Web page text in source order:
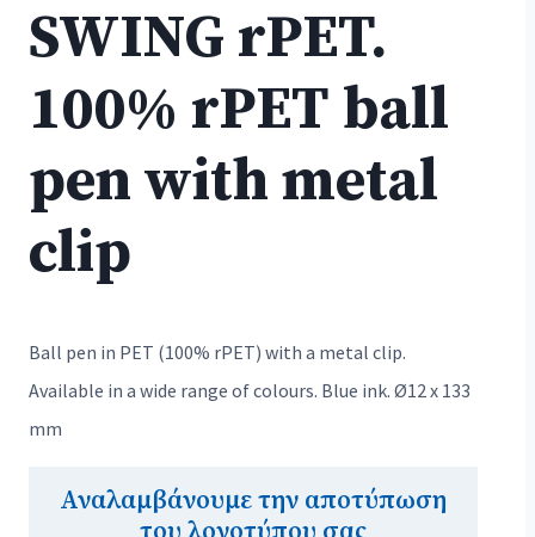
SWING rPET.
100% rPET ball
pen with metal
clip
Ball pen in PET (100% rPET) with a metal clip.
Available in a wide range of colours. Blue ink. Ø12 x 133
mm
Αναλαμβάνουμε την αποτύπωση